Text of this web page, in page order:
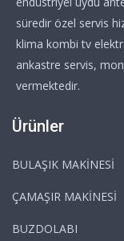
süredir özel servis
klima kombi tv
ankastre servis,
vermektedir.
Ürünler
BULAŞIK MAKİNESİ
ÇAMAŞIR MAKİNESİ
BUZDOLABI